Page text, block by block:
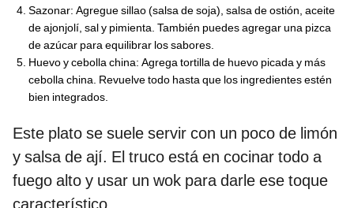
Sazonar: Agregue sillao (salsa de soja), salsa de ostión, aceite
de ajonjolí, sal y pimienta. También puedes agregar una pizca
de azúcar para equilibrar los sabores.
Huevo y cebolla china: Agrega tortilla de huevo picada y más
cebolla china. Revuelve todo hasta que los ingredientes estén
bien integrados.
Este plato se suele servir con un poco de limón
y salsa de ají. El truco está en cocinar todo a
fuego alto y usar un wok para darle ese toque
característico.